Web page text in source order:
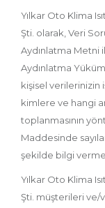
Yılkar Oto Klima
Şti. olarak, Veri
Aydınlatma Metni
Aydınlatma
kişisel verilerinizin
kimlere ve hangi
toplanmasının
Maddesinde
şekilde bilgi
Yılkar Oto Klima
Şti. müşterileri ve/